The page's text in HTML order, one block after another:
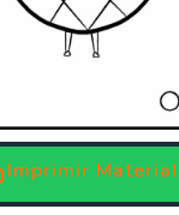
Imprimir Material